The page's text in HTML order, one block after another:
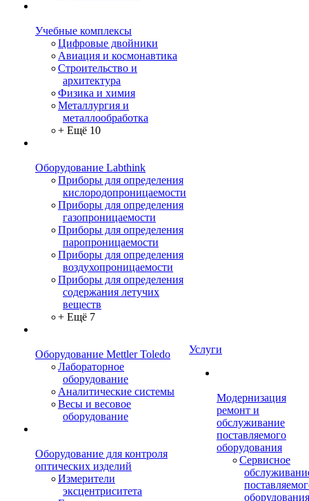
Учебные комплексы
Цифровые двойники
Авиация и космонавтика
Строительство и
архитектура
Физика и химия
Металлургия и
металлообработка
+ Ещё 10
Оборудование Labthink
Приборы для определения
кислородопроницаемости
Приборы для определения
газопроницаемости
Приборы для определения
паропроницаемости
Приборы для определения
воздухопроницаемости
Приборы для определения
содержания летучих
веществ
+ Ещё 7
Оборудование Mettler Toledo
Лабораторное
оборудование
Аналитические системы
Весы и весовое
оборудование
Оборудование для контроля
оптических изделий
Измерители
эксцентриситета
Услуги
Модернизация
ремонт и
обслуживание
поставляемого
оборудования
Сервисное
оборудования